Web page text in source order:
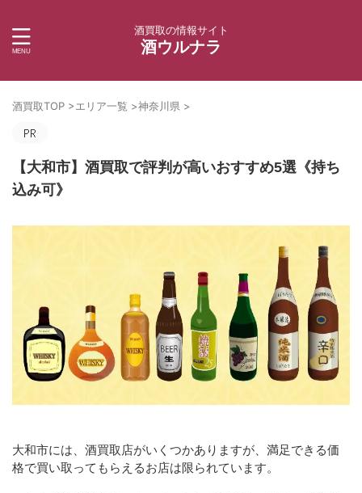
酒買取の情報サイト
酒ウルナラ
酒買取TOP >エリア一覧 >神奈川県 >
【大和市】酒買取で評判が高いおすすめ5選《持ち
込み可》
大和市には、酒買取店がいくつかありますが、満足できる価
格で買い取ってもらえるお店は限られています。